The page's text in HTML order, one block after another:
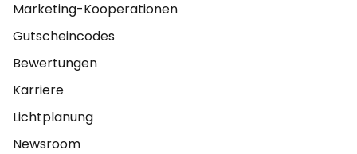
Marketing-Kooperationen
Gutscheincodes
Bewertungen
Karriere
Lichtplanung
Newsroom